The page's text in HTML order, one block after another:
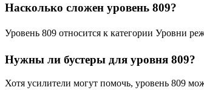
Насколько сложен уровень 809?
Уровень 809 относится к категории Уровни
Нужны ли бустеры для уровня 809?
Хотя усилители могут помочь, уровень 809